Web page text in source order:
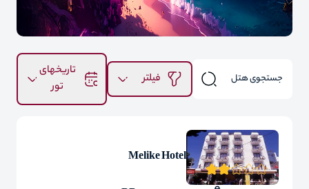
فیلتر
تاریخهای
تور
Melike Hotel